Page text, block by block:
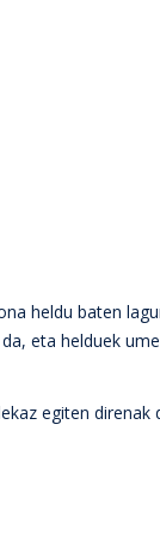
heldu baten
eta helduek
egiten direnak